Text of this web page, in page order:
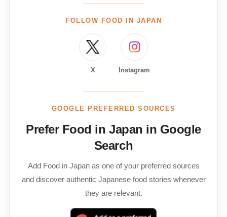
FOLLOW FOOD IN JAPAN
X Instagram
GOOGLE PREFERRED SOURCES
Prefer Food in Japan in Google
Search
Add Food in Japan as one of your preferred sources
and discover authentic Japanese food stories whenever
they are relevant.